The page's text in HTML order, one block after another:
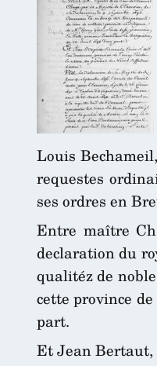
Louis
requestes
ses ordres en
Entre maître
declaration du
qualitéz de
cette province
part.
Et Jean Bertaut,